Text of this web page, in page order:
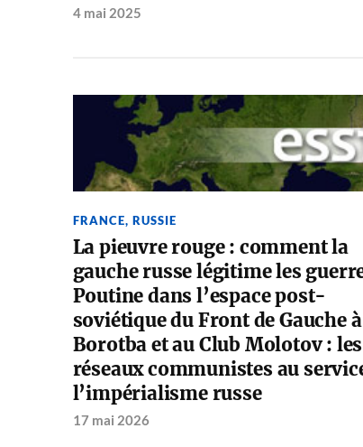
4 mai 2025
FRANCE, RUSSIE
La pieuvre rouge : comment la
gauche russe légitime les
Poutine dans l’espace post-
soviétique du Front de Gauche à
Borotba et au Club Molotov : les
réseaux communistes au
l’impérialisme russe
17 mai 2026